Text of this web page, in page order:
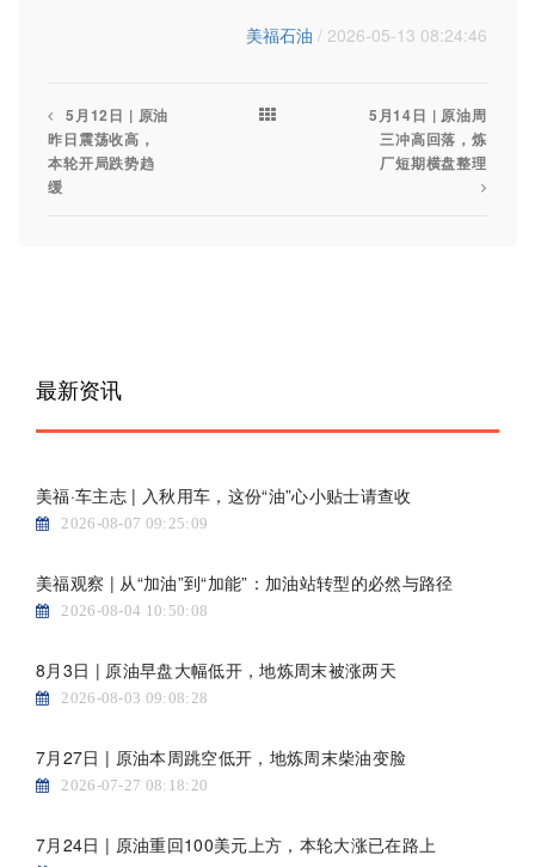
美福石油 / 2026-05-13 08:24:46
5月12日 | 原油
昨日震荡收高，
本轮开局跌势趋
缓
5月14日 | 原油周
三冲高回落，炼
厂短期横盘整理
最新资讯
美福·车主志 | 入秋用车，这份“油”心小贴士请查收
2026-08-07 09:25:09
美福观察 | 从“加油”到“加能”：加油站转型的必然与路径
2026-08-04 10:50:08
8月3日 | 原油早盘大幅低开，地炼周末被涨两天
2026-08-03 09:08:28
7月27日 | 原油本周跳空低开，地炼周末柴油变脸
2026-07-27 08:18:20
7月24日 | 原油重回100美元上方，本轮大涨已在路上